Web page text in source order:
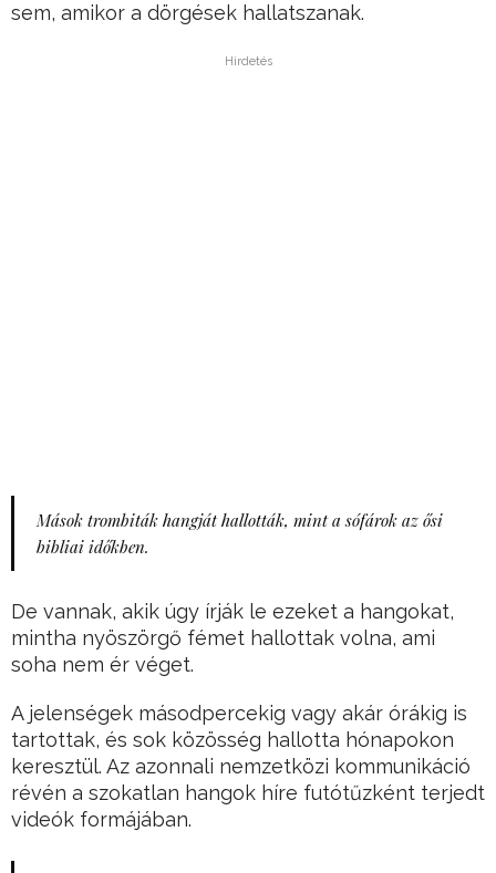
sem, amikor a dörgések hallatszanak.
Hirdetés
Mások trombiták hangját hallották, mint a sófárok az ősi
bibliai időkben.
De vannak, akik úgy írják le ezeket a hangokat,
mintha nyöszörgő fémet hallottak volna, ami
soha nem ér véget.
A jelenségek másodpercekig vagy akár órákig is
tartottak, és sok közösség hallotta hónapokon
keresztül. Az azonnali nemzetközi kommunikáció
révén a szokatlan hangok híre futótűzként terjedt
videók formájában.